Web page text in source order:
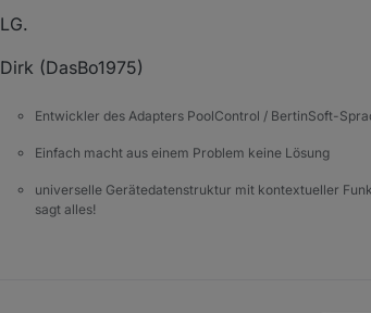
LG.
Dirk (DasBo1975)
Entwickler des Adapters PoolControl / BertinSoft-
Einfach macht aus einem Problem keine Lösung
universelle Gerätedatenstruktur mit kontextueller
sagt alles!